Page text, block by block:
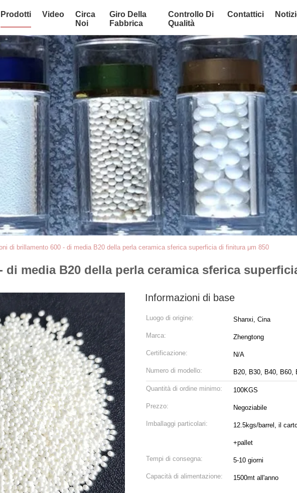
Prodotti Video
Circa
Noi
Giro Della
Fabbrica
Controllo Di
Qualità
Contattici
di brillamento 600 - di media B20 della perla ceramica sferica superficia di finitura μm 850
media B20 della perla ceramica sferica
Informazioni di base
Luogo di origine: Shanxi, Cina
Marca: Zhengtong
Certificazione: N/A
Numero di modello: B20, B30, B40, B60,
Quantità di ordine minimo: 100KGS
Prezzo: Negoziabile
Imballaggi particolari: 12.5kgs/barrel, il
+pallet
Tempi di consegna: 5-10 giorni
Capacità di alimentazione: 1500mt all'anno